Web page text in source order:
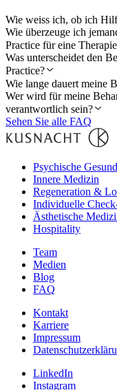
Wie weiss ich, ob ich
Wie überzeuge ich
Practice für eine
Was unterscheidet den
Practice?
Wie lange dauert meine
Wer wird für meine
verantwortlich sein?
Sehen Sie alle FAQ
Psychische
Innere Medizin
Regeneration &
Individuelle
Ästhetische
Hospitality
Team
Medien
Blog
FAQ
Kontakt
Karriere
Impressum
LinkedIn
Instagram